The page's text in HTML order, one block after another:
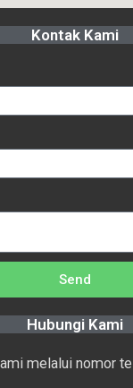
Kontak Kami
Send
Hubungi Kami
melalui nomor